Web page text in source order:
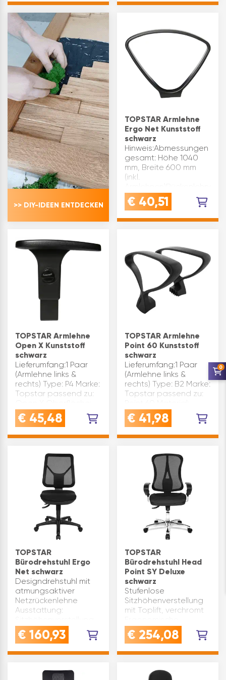
weiche Doppelrollen
passend zu:
Bürodrehstühle von
In…
hohe Schaumdichte
langen Sitzkomfort
auch bei Sitzdaue…
>> DIY-IDEEN ENTDECKEN
TOPSTAR Armlehne
Ergo Net Kunststoff
schwarz
Hinweis:Abmessungen
gesamt: Höhe 1040
mm, Breite 600 mm
(inkl.
Höhe 550 mm, Breite
460 mmSitzfläche:
450 mm Lieferumfang:1
€ 40,51
TOPSTAR Armlehne
Open X Kunststoff
schwarz
Lieferumfang:1 Paar
(Armlehne links &
rechts) Type: P4 Marke:
Topstar passend zu:
schwarz Material:
Kunststoff
€ 45,48
TOPSTAR Armlehne
Point 60 Kunststoff
schwarz
Lieferumfang:1 Paar
(Armlehne links &
rechts) Type: B2 Marke:
Topstar passend zu:
Kunststoff Oberfläche:
schwarz
€ 41,98
TOPSTAR
Bürodrehstuhl Ergo
Net schwarz
Designdrehstuhl mit
atmungsaktiver
Netzrückenlehne
Ausstattung:
Permanantkontakt-
Mechanik Rückenlehne
Rückenlehne mit
atmungsaktivem
Netzbezug
€ 160,93
TOPSTAR
Bürodrehstuhl Head
Point SY Deluxe
schwarz
Stufenlose
Sitzhöhenverstellung
mit Toplift, verchromt
Taillierte Rückenlehne,
über Raster-Mechanik
integrierter
Lendenwirbelstütze
Bequemer Spezial-
€ 254,08
0